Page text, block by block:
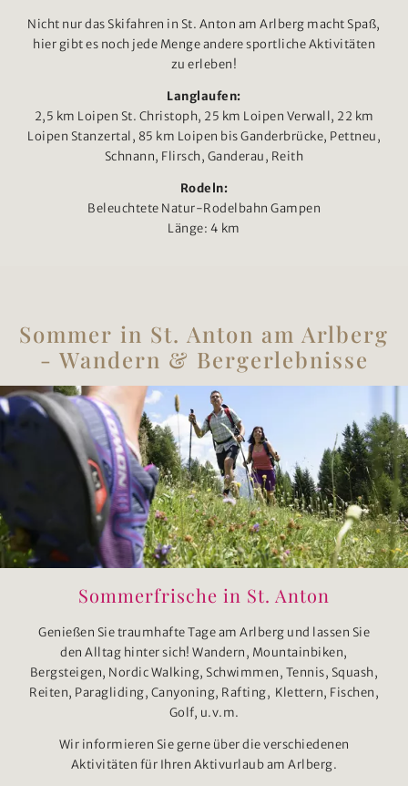
Nicht nur das Skifahren in St. Anton am Arlberg macht Spaß,
hier gibt es noch jede Menge andere sportliche Aktivitäten
zu erleben!
Langlaufen:
2,5 km Loipen St. Christoph, 25 km Loipen Verwall, 22 km
Loipen Stanzertal, 85 km Loipen bis Ganderbrücke, Pettneu,
Schnann, Flirsch, Ganderau, Reith
Rodeln:
Beleuchtete Natur-Rodelbahn Gampen
Länge: 4 km
Sommer in St. Anton am Arlberg
- Wandern & Bergerlebnisse
Sommerfrische in St. Anton
Genießen Sie traumhafte Tage am Arlberg und lassen Sie
den Alltag hinter sich! Wandern, Mountainbiken,
Bergsteigen, Nordic Walking, Schwimmen, Tennis, Squash,
Reiten, Paragliding, Canyoning, Rafting, Klettern, Fischen,
Golf, u.v.m.
Wir informieren Sie gerne über die verschiedenen
Aktivitäten für Ihren Aktivurlaub am Arlberg.